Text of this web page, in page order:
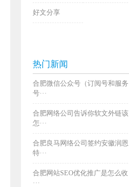
好文分享
热门新闻
合肥微信公众号（订阅号和服务
号···
合肥网络公司告诉你软文外链该
怎···
合肥良马网络公司签约安徽润恩
特···
合肥网站SEO优化推广是怎么收
···